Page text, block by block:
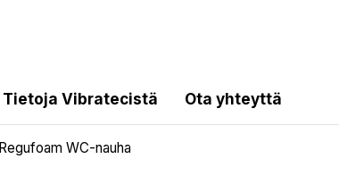
Tietoja Vibratecistä Ota yhteyttä
Regufoam WC-nauha